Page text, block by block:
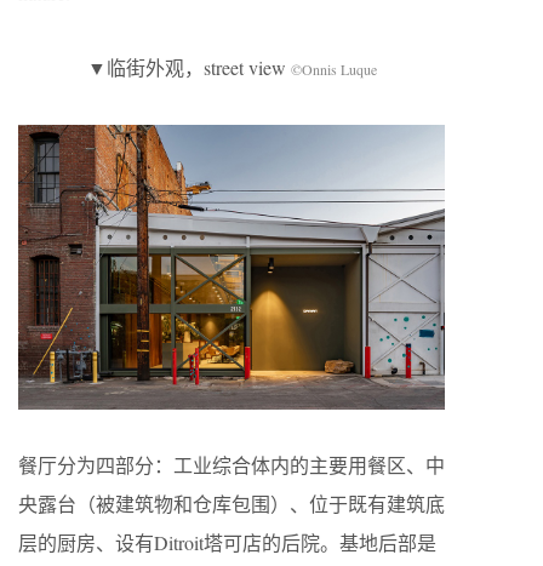
▼临街外观，street view ©Onnis Luque
餐厅分为四部分：工业综合体内的主要用餐区、中
央露台（被建筑物和仓库包围）、位于既有建筑底
层的厨房、设有Ditroit塔可店的后院。基地后部是